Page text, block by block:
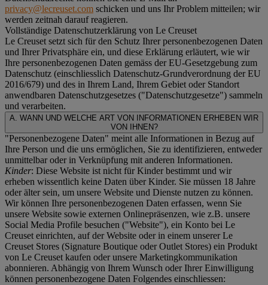
privacy@lecreuset.com schicken und uns Ihr Problem mitteilen; wir
werden zeitnah darauf reagieren.
Vollständige Datenschutzerklärung von Le Creuset
Le Creuset setzt sich für den Schutz Ihrer personenbezogenen Daten
und Ihrer Privatsphäre ein, und diese Erklärung erläutert, wie wir
Ihre personenbezogenen Daten gemäss der EU-Gesetzgebung zum
Datenschutz (einschliesslich Datenschutz-Grundverordnung der EU
2016/679) und des in Ihrem Land, Ihrem Gebiet oder Standort
anwendbaren Datenschutzgesetzes ("Datenschutzgesetze") sammeln
und verarbeiten.
A. WANN UND WELCHE ART VON INFORMATIONEN ERHEBEN WIR
VON IHNEN?
"Personenbezogene Daten" meint alle Informationen in Bezug auf
Ihre Person und die uns ermöglichen, Sie zu identifizieren, entweder
unmittelbar oder in Verknüpfung mit anderen Informationen.
Kinder: Diese Website ist nicht für Kinder bestimmt und wir
erheben wissentlich keine Daten über Kinder. Sie müssen 18 Jahre
oder älter sein, um unsere Website und Dienste nutzen zu können.
Wir können Ihre personenbezogenen Daten erfassen, wenn Sie
unsere Website sowie externen Onlinepräsenzen, wie z.B. unsere
Social Media Profile besuchen ("Website"), ein Konto bei Le
Creuset einrichten, auf der Website oder in einem unserer Le
Creuset Stores (Signature Boutique oder Outlet Stores) ein Produkt
von Le Creuset kaufen oder unsere Marketingkommunikation
abonnieren. Abhängig von Ihrem Wunsch oder Ihrer Einwilligung
können personenbezogene Daten Folgendes einschliessen: